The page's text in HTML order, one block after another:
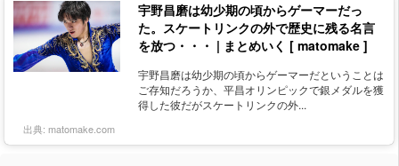
宇野昌磨は幼少期の頃からゲーマーだっ
た。スケートリンクの外で歴史に残る名言
を放つ・・・ | まとめいく [ matomake ]
宇野昌磨は幼少期の頃からゲーマーだということは
ご存知だろうか、平昌オリンピックで銀メダルを獲
得した彼だがスケートリンクの外...
出典: matomake.com